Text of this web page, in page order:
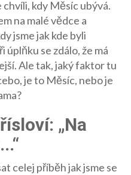
kdy Měsíc ubývá.
na malé vědce a
jsme jak kde byli
se zdálo, že má
Ale tak, jaký faktor tu
je to Měsíc, nebo je
„Na
celej příběh jak jsme se